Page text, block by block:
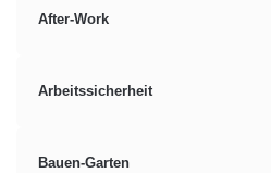
After-Work
Arbeitssicherheit
Bauen-Garten